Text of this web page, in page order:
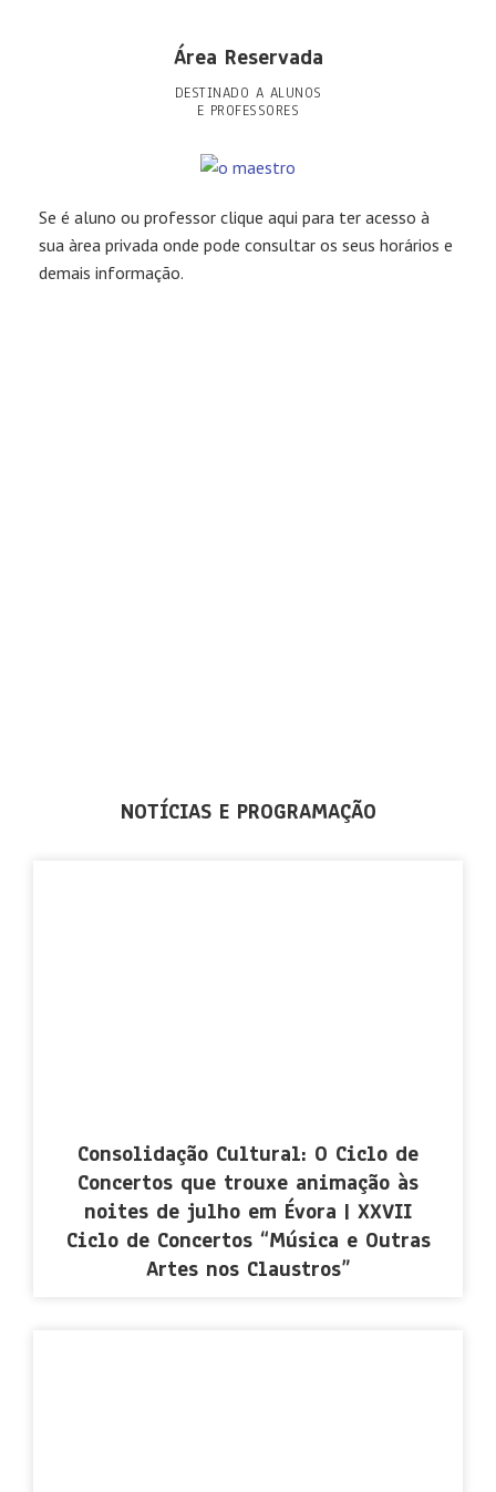
Área Reservada
DESTINADO A ALUNOS
E PROFESSORES
Se é aluno ou professor clique aqui para ter acesso à
sua àrea privada onde pode consultar os seus horários e
demais informação.
NOTÍCIAS E PROGRAMAÇÃO
Consolidação Cultural: O Ciclo de
Concertos que trouxe animação às
noites de julho em Évora | XXVII
Ciclo de Concertos “Música e Outras
Artes nos Claustros”